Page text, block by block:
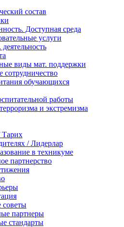
состав
Доступная среда
услуги
виды мат. поддержки
обучающихся
работы
и экстремизма
Тарих
/ Лидерлар
в техникуме
партнерство
советы
партнеры
стандарты